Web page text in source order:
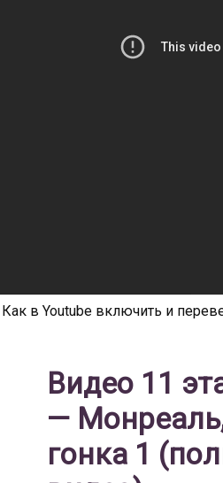
Как в Youtube включить и
Видео 11
—
гонка 1